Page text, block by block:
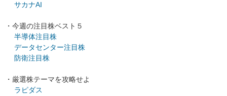
サカナAI
・今週の注目株ベスト５
半導体注目株
データセンター注目株
防衛注目株
・厳選株テーマを攻略せよ
ラピダス